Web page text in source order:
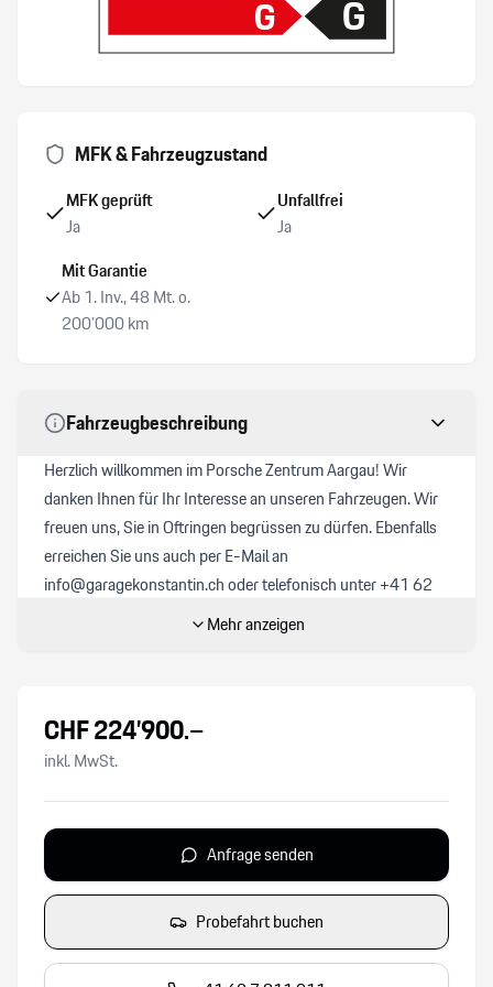
Reifendruck-Kontrollsystem RDK
Park-Distanz-Sensor v+h/ Rückfahrkamera/ Surround
View
Seitenairbag Fahrer und Beifahrerseite
G G
MFK & Fahrzeugzustand
MFK geprüft
Ja
Unfallfrei
Ja
Mit Garantie
Ab 1. Inv., 48 Mt. o.
200’000 km
Fahrzeugbeschreibung
Herzlich willkommen im Porsche Zentrum Aargau! Wir
danken Ihnen für Ihr Interesse an unseren Fahrzeugen. Wir
freuen uns, Sie in Oftringen begrüssen zu dürfen. Ebenfalls
erreichen Sie uns auch per E-Mail an
info@garagekonstantin.ch oder telefonisch unter +41 62
791 19 11. Als Ihr Porsche-Partner haben wir vielleicht
schon Ihr Traum-Modell im Angebot. Alle unsere Neuwagen
durchlaufen zusätzlich den «Porsche Approved 111 Punkte
Check». Preisinformation:
850.- ein Ablieferungspaket an. Dies umfasst:
- Vollbetankung
- Autobahnvignette
- Komplette Fahrzeugaufbereitung innen und aussen inkl.
Politur und Versiegelung
Mehr anzeigen
CHF224’900.–
inkl. MwSt.
Anfrage senden
Probefahrt buchen